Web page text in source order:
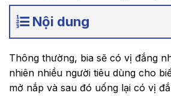
Nội dung
Thông thường, bia sẽ có vị đắng
nhiên nhiều người tiêu dùng cho
mở nắp và sau đó uống lại có vị